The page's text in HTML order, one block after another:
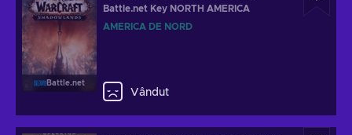
Battle.net
Battle.net Key NORTH AMERICA
AMERICA DE NORD
Vândut